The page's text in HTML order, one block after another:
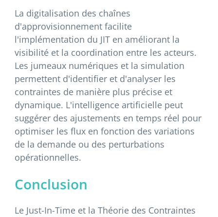
La digitalisation des chaînes
d'approvisionnement facilite
l'implémentation du JIT en améliorant la
visibilité et la coordination entre les acteurs.
Les jumeaux numériques et la simulation
permettent d'identifier et d'analyser les
contraintes de manière plus précise et
dynamique. L'intelligence artificielle peut
suggérer des ajustements en temps réel pour
optimiser les flux en fonction des variations
de la demande ou des perturbations
opérationnelles.
Conclusion
Le Just-In-Time et la Théorie des Contraintes